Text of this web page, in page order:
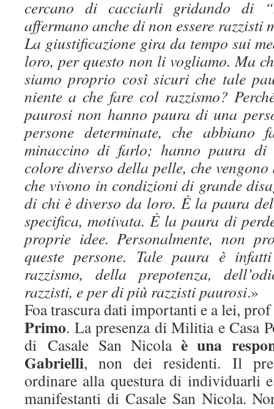
cercano di cacciarli gridando di
affermano anche di non essere razzisti
La giustificazione gira da tempo sui
loro, per questo non li vogliamo. Ma
siamo proprio così sicuri che tale
niente a che fare col razzismo?
paurosi non hanno paura di una
persone determinate, che
minaccino di farlo; hanno paura di
colore diverso della pelle, che
che vivono in condizioni di grande
di chi è diverso da loro. È la paura
specifica, motivata. È la paura di
proprie idee. Personalmente, non
queste persone. Tale paura è
razzismo, della prepotenza,
razzisti, e per di più razzisti paurosi.»
Foa trascura dati importanti e a lei,
Primo. La presenza di Militia e Casa
di Casale San Nicola è una
Gabrielli, non dei residenti. Il
ordinare alla questura di individuarli
manifestanti di Casale San Nicola.